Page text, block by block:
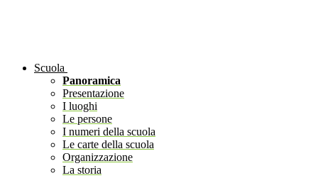
Scuola
Panoramica
Presentazione
I luoghi
Le persone
I numeri della scuola
Le carte della scuola
Organizzazione
La storia